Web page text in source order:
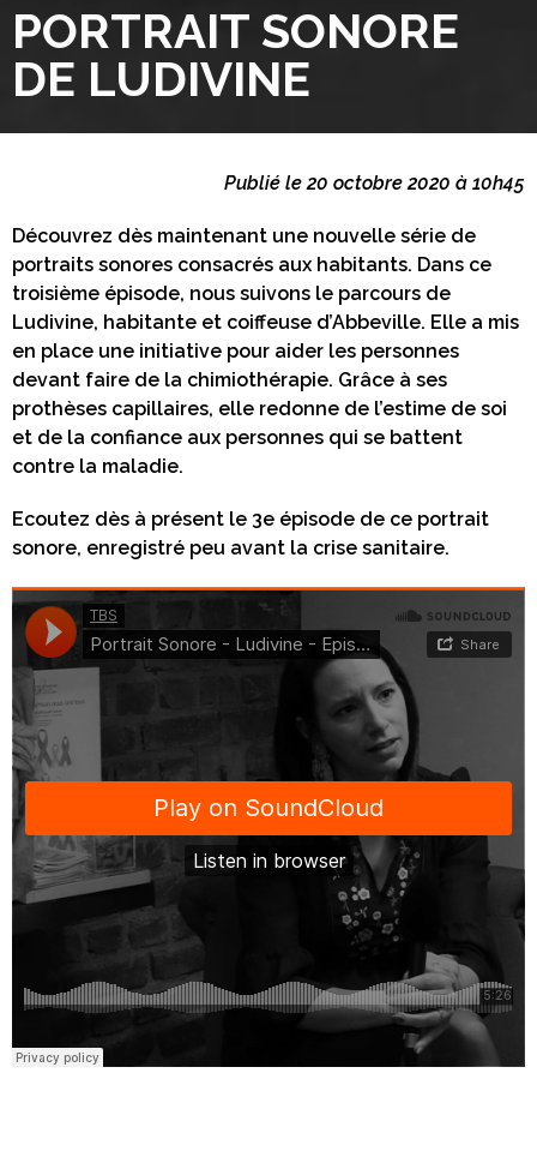
PORTRAIT SONORE
DE LUDIVINE
Publié le 20 octobre 2020 à 10h45
Découvrez dès maintenant une nouvelle série de
portraits sonores consacrés aux habitants. Dans ce
troisième épisode, nous suivons le parcours de
Ludivine, habitante et coiffeuse d’Abbeville. Elle a mis
en place une initiative pour aider les personnes
devant faire de la chimiothérapie. Grâce à ses
prothèses capillaires, elle redonne de l’estime de soi
et de la confiance aux personnes qui se battent
contre la maladie.
Ecoutez dès à présent le 3e épisode de ce portrait
sonore, enregistré peu avant la crise sanitaire.